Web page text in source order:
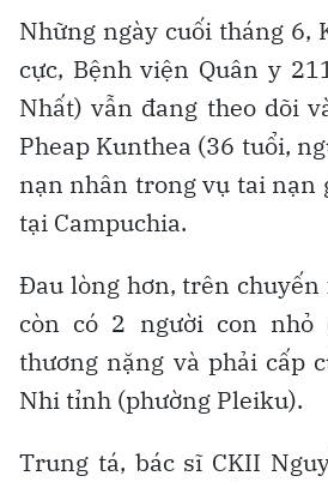
Những ngày cuối tháng 6,
cực, Bệnh viện Quân y
Nhất) vẫn đang theo dõi
Pheap Kunthea (36 tuổi,
nạn nhân trong vụ tai nạn
tại Campuchia.
Đau lòng hơn, trên
còn có 2 người con nhỏ
thương nặng và phải cấp
Nhi tỉnh (phường Pleiku).
Trung tá, bác sĩ CKII